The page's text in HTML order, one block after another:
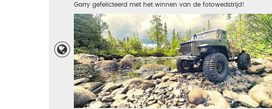
Garry gefelicteerd met het winnen van de fotowedstrijd!